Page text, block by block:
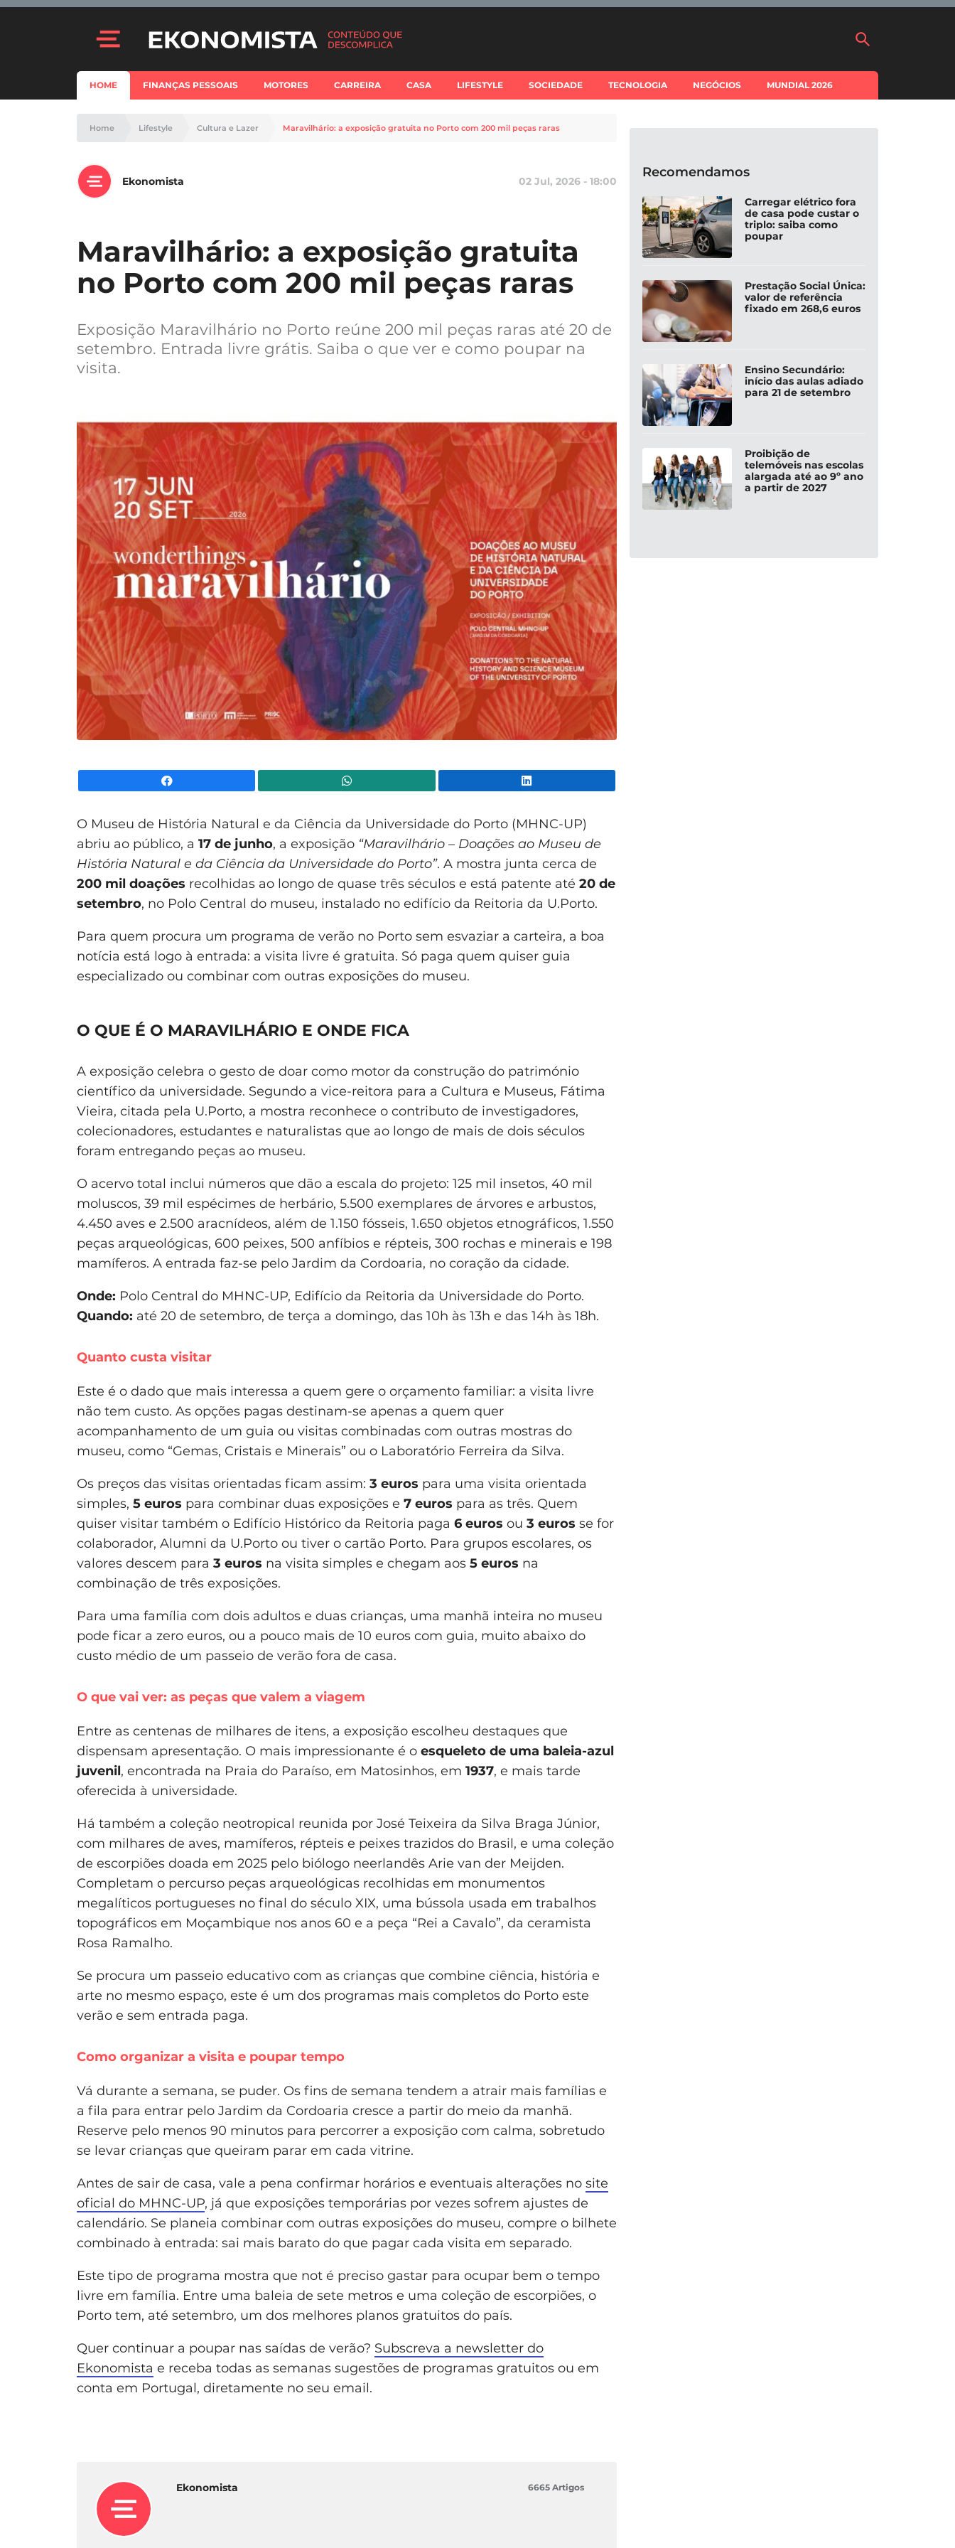
HOME FINANÇAS PESSOAIS MOTORES CARREIRA CASA LIFESTYLE SOCIEDADE TECNOLOGIA NEGÓCIOS MUNDIAL 2026
Home Lifestyle Cultura e Lazer Maravilhário: a exposição gratuita no Porto com 200 mil peças raras
Ekonomista 02 Jul, 2026 - 18:00
Maravilhário: a exposição gratuita
no Porto com 200 mil peças raras
Exposição Maravilhário no Porto reúne 200 mil peças raras até 20 de
setembro. Entrada livre grátis. Saiba o que ver e como poupar na
visita.
O Museu de História Natural e da Ciência da Universidade do Porto (MHNC-UP)
abriu ao público, a 17 de junho, a exposição “Maravilhário – Doações ao Museu de
História Natural e da Ciência da Universidade do Porto”. A mostra junta cerca de
200 mil doações recolhidas ao longo de quase três séculos e está patente até 20 de
setembro, no Polo Central do museu, instalado no edifício da Reitoria da U.Porto.
Para quem procura um programa de verão no Porto sem esvaziar a carteira, a boa
notícia está logo à entrada: a visita livre é gratuita. Só paga quem quiser guia
especializado ou combinar com outras exposições do museu.
O QUE É O MARAVILHÁRIO E ONDE FICA
A exposição celebra o gesto de doar como motor da construção do património
científico da universidade. Segundo a vice-reitora para a Cultura e Museus, Fátima
Vieira, citada pela U.Porto, a mostra reconhece o contributo de investigadores,
colecionadores, estudantes e naturalistas que ao longo de mais de dois séculos
foram entregando peças ao museu.
O acervo total inclui números que dão a escala do projeto: 125 mil insetos, 40 mil
moluscos, 39 mil espécimes de herbário, 5.500 exemplares de árvores e arbustos,
4.450 aves e 2.500 aracnídeos, além de 1.150 fósseis, 1.650 objetos etnográficos, 1.550
peças arqueológicas, 600 peixes, 500 anfíbios e répteis, 300 rochas e minerais e 198
mamíferos. A entrada faz-se pelo Jardim da Cordoaria, no coração da cidade.
Onde: Polo Central do MHNC-UP, Edifício da Reitoria da Universidade do Porto.
Quando: até 20 de setembro, de terça a domingo, das 10h às 13h e das 14h às 18h.
Quanto custa visitar
Este é o dado que mais interessa a quem gere o orçamento familiar: a visita livre
não tem custo. As opções pagas destinam-se apenas a quem quer
acompanhamento de um guia ou visitas combinadas com outras mostras do
museu, como “Gemas, Cristais e Minerais” ou o Laboratório Ferreira da Silva.
Os preços das visitas orientadas ficam assim: 3 euros para uma visita orientada
simples, 5 euros para combinar duas exposições e 7 euros para as três. Quem
quiser visitar também o Edifício Histórico da Reitoria paga 6 euros ou 3 euros se for
colaborador, Alumni da U.Porto ou tiver o cartão Porto. Para grupos escolares, os
valores descem para 3 euros na visita simples e chegam aos 5 euros na
combinação de três exposições.
Para uma família com dois adultos e duas crianças, uma manhã inteira no museu
pode ficar a zero euros, ou a pouco mais de 10 euros com guia, muito abaixo do
custo médio de um passeio de verão fora de casa.
O que vai ver: as peças que valem a viagem
Entre as centenas de milhares de itens, a exposição escolheu destaques que
dispensam apresentação. O mais impressionante é o esqueleto de uma baleia-azul
juvenil, encontrada na Praia do Paraíso, em Matosinhos, em 1937, e mais tarde
oferecida à universidade.
Há também a coleção neotropical reunida por José Teixeira da Silva Braga Júnior,
com milhares de aves, mamíferos, répteis e peixes trazidos do Brasil, e uma coleção
de escorpiões doada em 2025 pelo biólogo neerlandês Arie van der Meijden.
Completam o percurso peças arqueológicas recolhidas em monumentos
megalíticos portugueses no final do século XIX, uma bússola usada em trabalhos
topográficos em Moçambique nos anos 60 e a peça “Rei a Cavalo”, da ceramista
Rosa Ramalho.
Se procura um passeio educativo com as crianças que combine ciência, história e
arte no mesmo espaço, este é um dos programas mais completos do Porto este
verão e sem entrada paga.
Como organizar a visita e poupar tempo
Vá durante a semana, se puder. Os fins de semana tendem a atrair mais famílias e
a fila para entrar pelo Jardim da Cordoaria cresce a partir do meio da manhã.
Reserve pelo menos 90 minutos para percorrer a exposição com calma, sobretudo
se levar crianças que queiram parar em cada vitrine.
Antes de sair de casa, vale a pena confirmar horários e eventuais alterações no site
oficial do MHNC-UP, já que exposições temporárias por vezes sofrem ajustes de
calendário. Se planeia combinar com outras exposições do museu, compre o bilhete
combinado à entrada: sai mais barato do que pagar cada visita em separado.
Este tipo de programa mostra que not é preciso gastar para ocupar bem o tempo
livre em família. Entre uma baleia de sete metros e uma coleção de escorpiões, o
Porto tem, até setembro, um dos melhores planos gratuitos do país.
Quer continuar a poupar nas saídas de verão? Subscreva a newsletter do
Ekonomista e receba todas as semanas sugestões de programas gratuitos ou em
conta em Portugal, diretamente no seu email.
Ekonomista 6665 Artigos
Recomendamos
Carregar elétrico fora
de casa pode custar o
triplo: saiba como
poupar
Prestação Social Única:
valor de referência
fixado em 268,6 euros
Ensino Secundário:
início das aulas adiado
para 21 de setembro
Proibição de
telemóveis nas escolas
alargada até ao 9º ano
a partir de 2027